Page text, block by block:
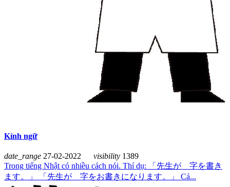
Kính ngữ
date_range 27-02-2022 visibility 1389
Trong tiếng Nhật có nhiều cách nói. Thí dụ: 「先生が 字を書き
ます。」 「先生が 字をお書きになります。」 Cả...